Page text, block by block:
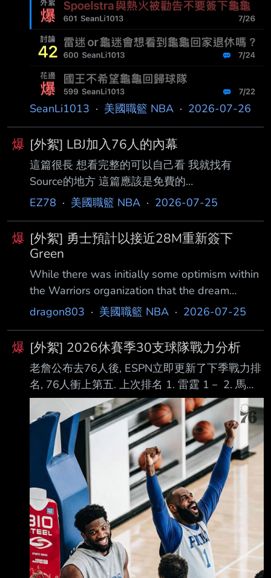
營收為905億669
James重聚的機會後，邁阿密熱火如今正積極尋
找備案補強人選，希望在 由Giannis
Antetokounmpo與Bam Adebayo領軍的新時代
中提升球隊實力。 然而，對於可能簽下
Westbrook的計畫，熱火已收到警告，不建議球
隊對這位前 NBA 超級 球星做出承諾。 根據
《Miami Herald》記
SeanLi1013 · 美國職籃 NBA · 2026-07-26
爆 [外絮] LBJ加入76人的內幕
這篇很長 想看完整的可以自己看 我就找有
Source的地方 這篇應該是免費的
https://reurl.cc/KErOAq -76人事前完全不知道
Rich Paul、Shams Charania及
Fanatics/Topps(球員卡製造商) -LeBron告知外界
當他做出決定時 Rich Paul便會打電話給他們 -76
人在交易來Jaylen Brown之前覺得自己簽下
LeBron的機會渺茫 但依然All-in了 -Maxey及
Embiid在招募
EZ78 · 美國職籃 NBA · 2026-07-25
爆 [外絮] 勇士預計以接近28M重新簽下
Green
While there was initially some optimism within
the Warriors organization that the dream
partnership between Curry and James would
Warriors soon understood that their chances of
actually landing LeBron were small. Th
dragon803 · 美國職籃 NBA · 2026-07-25
爆 [外絮] 2026休賽季30支球隊戰力分析
老詹公布去76人後, ESPN立即更新了下季戰力排
名, 76人衝上第五. 上次排名 1. 雷霆 1－ 2. 馬刺
2－ 3. 尼克 3－ 4. 金塊 6▲ 5. 76人 12▲ 6. 活
塞 5 7. 灰狼 8▲ 8. 騎士 7 9. 綠賽 4 10. 火箭 10
－ 11. 湖人 9 12. 熱火 20▲ 13. 暴龍 14▲ 14.
老鷹 13 15. 溜馬 11 16. 魔術 15 17. 爵士 22▲
18. 拓荒者19▲ 19. 勇士 16 19. 太陽 21▲ 21.
黃蜂 17 22. 巫師 2